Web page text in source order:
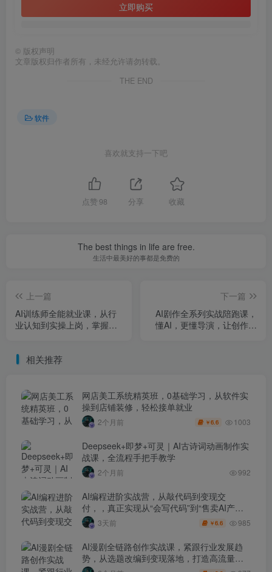
立即购买
© 版权声明
文章版权归作者所有，未经允许请勿转载。
THE END
软件
喜欢就支持一下吧
点赞 98 分享 收藏
The best things in life are free.
生活中最美好的事都是免费的
上一篇
AI训练师全能就业课，从行
业认知到实操上岗，掌握全
下一篇
AI剧作全系列实战陪跑课，
懂AI，更懂导演，让创作回
相关推荐
网店美工系统精英班，0基础学习，从软件实
操到店铺装修，轻松接单就业
2个月前 ￥6.6 1003
Deepseek+即梦+可灵｜AI古诗词动画制作实
战课，全流程手把手教学
2个月前 992
AI编程进阶实战营，从敲代码到变现交
付，，真正实现从“会写代码”到“售卖AI产品
盈利”的跨越
3天前 ￥6.6 985
AI漫剧全链路创作实战课，紧跟行业发展趋
势，从选题改编到变现落地，打造高流量优
质作品